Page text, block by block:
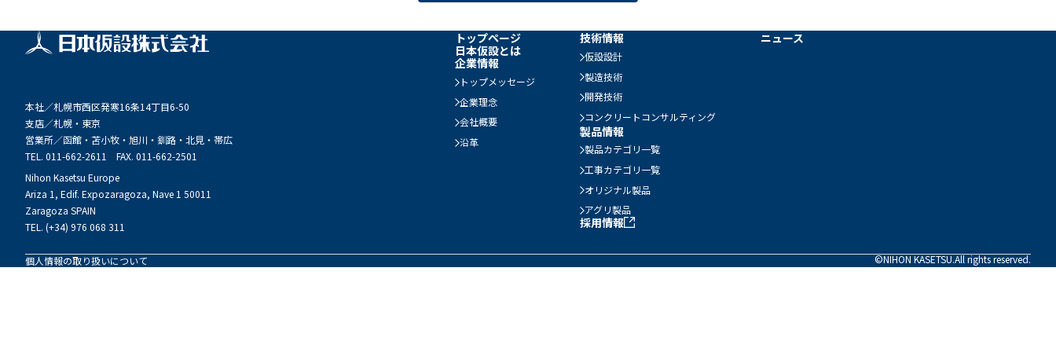
本社／札幌市西区発寒16条14丁目6-50
支店／札幌・東京
営業所／函館・苫小牧・旭川・釧路・北見・帯広
TEL. 011-662-2611 FAX. 011-662-2501
Nihon Kasetsu Europe
Ariza 1, Edif. Expozaragoza, Nave 1 50011
Zaragoza SPAIN
TEL. (+34) 976 068 311
トップページ
日本仮設とは
企業情報
トップメッセージ
企業理念
会社概要
沿革
技術情報
仮設設計
製造技術
開発技術
コンクリートコンサルティング
製品情報
製品カテゴリ一覧
工事カテゴリ一覧
オリジナル製品
アグリ製品
採用情報
ニュース
個人情報の取り扱いについて ©NIHON KASETSU.All rights reserved.